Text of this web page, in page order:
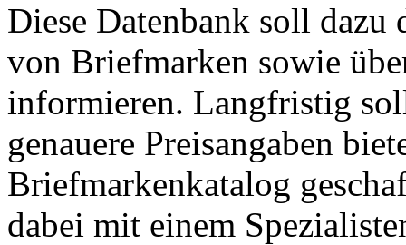
Diese Datenbank soll dazu
von Briefmarken sowie
informieren. Langfristig
genauere Preisangaben
Briefmarkenkatalog
dabei mit einem